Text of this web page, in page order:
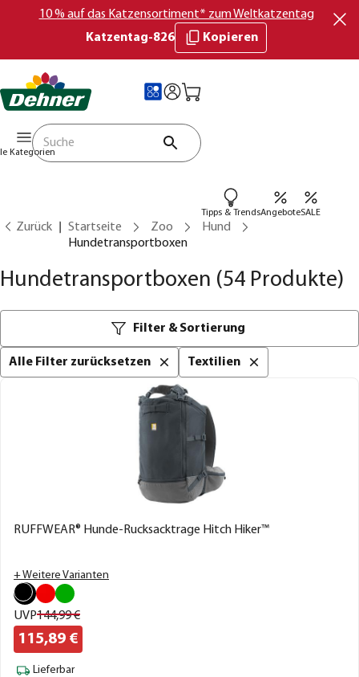
10 % auf das Katzensortiment* zum Weltkatzentag
Katzentag-826
Kopieren
Kategorien
Tipps & TrendsAngeboteSALE
Zurück Startseite Zoo
Hund
Hundetransportboxen
Hundetransportboxen (54 Produkte)
Filter & Sortierung
Alle Filter zurücksetzen Textilien
RUFFWEAR® Hunde-Rucksacktrage Hitch Hiker™
+ Weitere Varianten
UVP144,99€
115,89 €
Lieferbar